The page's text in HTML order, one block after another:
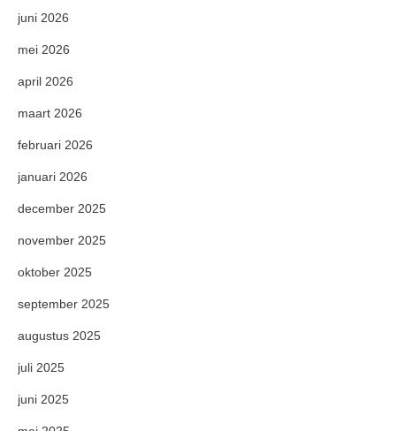
juni 2026
mei 2026
april 2026
maart 2026
februari 2026
januari 2026
december 2025
november 2025
oktober 2025
september 2025
augustus 2025
juli 2025
juni 2025